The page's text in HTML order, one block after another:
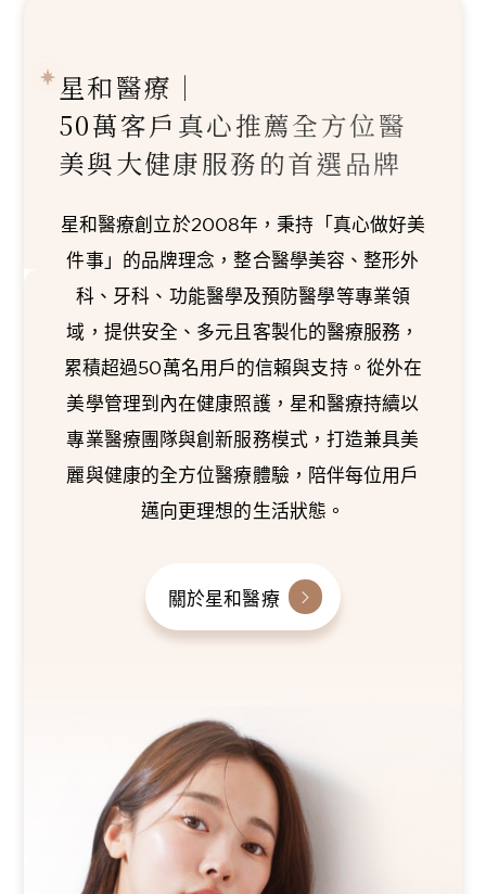
星和醫療｜
50萬客戶真心推薦全方位醫
美與大健康服務的首選品牌
星和醫療創立於2008年，秉持「真心做好美
件事」的品牌理念，整合醫學美容、整形外
科、牙科、功能醫學及預防醫學等專業領
域，提供安全、多元且客製化的醫療服務，
累積超過50萬名用戶的信賴與支持。從外在
美學管理到內在健康照護，星和醫療持續以
專業醫療團隊與創新服務模式，打造兼具美
麗與健康的全方位醫療體驗，陪伴每位用戶
邁向更理想的生活狀態。
關於星和醫療